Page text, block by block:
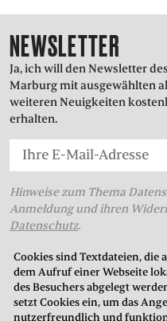
Cookies sind Textdateien, die
dem Aufruf einer Webseite
des Besuchers abgelegt
setzt Cookies ein, um das
nutzerfreundlich und
NEWSLETTER
Ja, ich will den Newsletter
Marburg mit ausgewählten
weiteren Neuigkeiten
erhalten.
Hinweise zum Thema
Anmeldung und ihren
Datenschutz.
THEATERKASSE
in der Oberstadt